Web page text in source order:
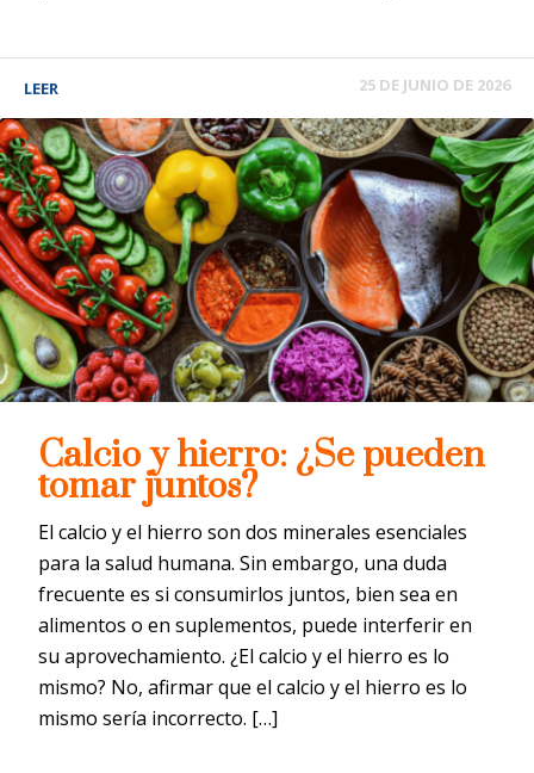
LEER 25 DE JUNIO DE 2026
Calcio y hierro: ¿Se pueden
tomar juntos?
El calcio y el hierro son dos minerales esenciales
para la salud humana. Sin embargo, una duda
frecuente es si consumirlos juntos, bien sea en
alimentos o en suplementos, puede interferir en
su aprovechamiento. ¿El calcio y el hierro es lo
mismo? No, afirmar que el calcio y el hierro es lo
mismo sería incorrecto. […]